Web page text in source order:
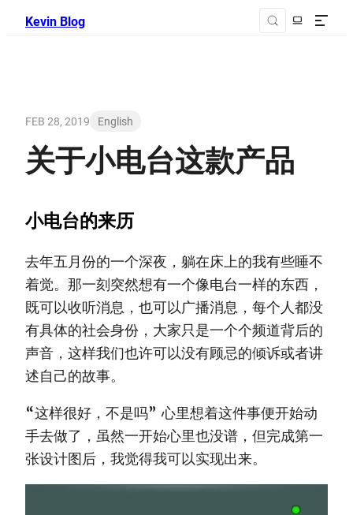
Kevin Blog
FEB 28, 2019 English
关于小电台这款产品
小电台的来历
去年五月份的一个深夜，躺在床上的我有些睡不
着觉。那一刻突然想有一个像电台一样的东西，
既可以收听消息，也可以广播消息，每个人都没
有具体的社会身份，大家只是一个个频道背后的
声音，这样我们也许可以没有顾忌的倾诉或者讲
述自己的故事。
“这样很好，不是吗” 心里想着这件事便开始动
手去做了，虽然一开始心里也没谱，但完成第一
张设计图后，我觉得我可以实现出来。